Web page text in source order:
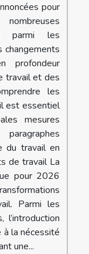
pour
parmi les
changements
profondeur
travail et des
les
est essentiel
mesures
du travail en
de travail La
pour 2026
Parmi les
à la nécessité
une...